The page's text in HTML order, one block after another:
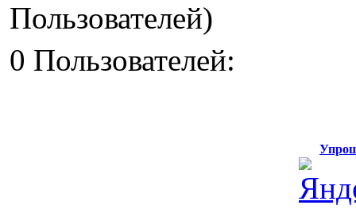
Пользователей)
0 Пользователей: